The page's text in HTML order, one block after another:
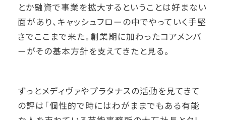
とか融資で事業を拡大するということは好まない
面があり、キャッシュフローの中でやっていく手堅
さでここまで来た。創業期に加わったコアメンバ
ーがその基本方針を支えてきたと見る。
ずっとメディヴァやプラタナスの活動を見てきて
の評は「個性的で時にはわがままでもある有能